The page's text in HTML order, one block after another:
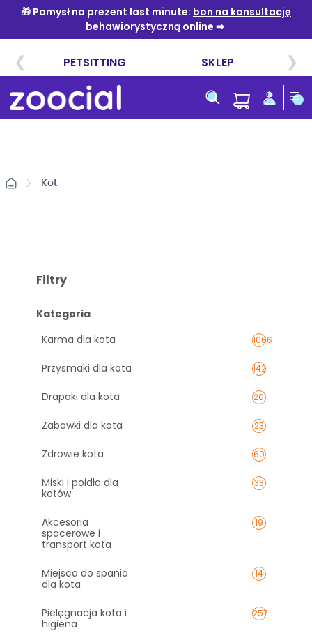
do
treści
Kot
Filtry
Kategoria
Karma dla kota
1066
Przysmaki dla kota 142
Drapaki dla kota 20
Zabawki dla kota 23
Zdrowie kota 60
Miski i poidła dla
kotów
33
Akcesoria
spacerowe i
transport kota
19
Miejsca do spania
dla kota
14
Pielęgnacja kota i
higiena
257